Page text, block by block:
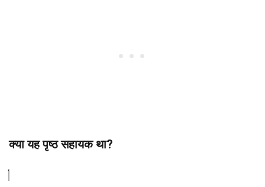
क्या यह पृष्ठ सहायक था?